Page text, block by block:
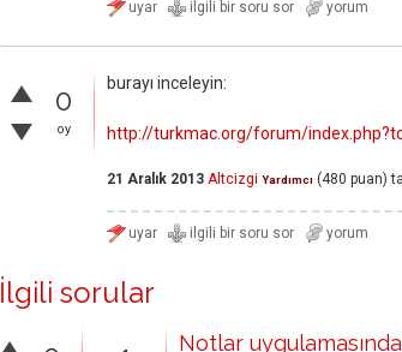
0
oy
burayı inceleyin:
http://turkmac.org/forum/
21 Aralık 2013 Altcizgi Yardımcı (480 puan)
İlgili sorular
Notlar